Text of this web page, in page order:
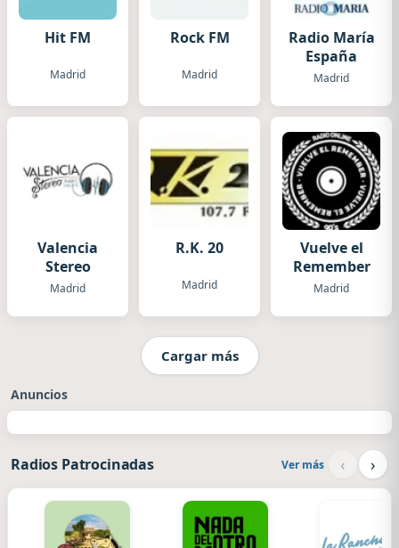
Hit FM
Madrid
Rock FM
Madrid
Radio María
España
Madrid
Valencia
Stereo
Madrid
R.K. 20
Madrid
Vuelve el
Remember
Madrid
Cargar más
Anuncios
Radios Patrocinadas Ver más ‹ ›